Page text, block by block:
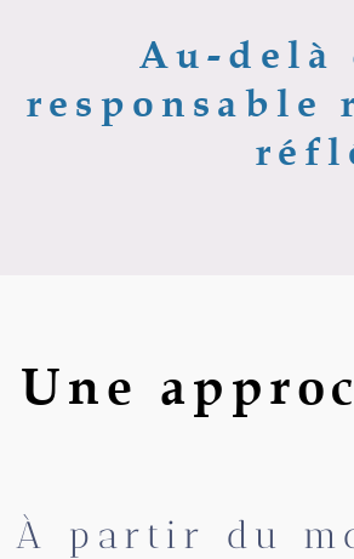
Au-delà
responsable
Une
À partir du